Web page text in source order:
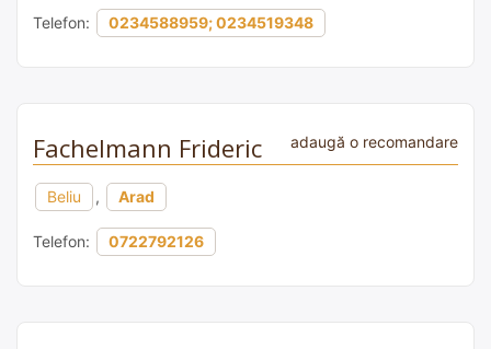
Telefon: 0234588959; 0234519348
Fachelmann Frideric adaugă o recomandare
Beliu , Arad
Telefon: 0722792126